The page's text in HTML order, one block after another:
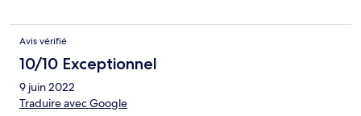
Avis vérifié
10/10 Exceptionnel
9 juin 2022
Traduire avec Google